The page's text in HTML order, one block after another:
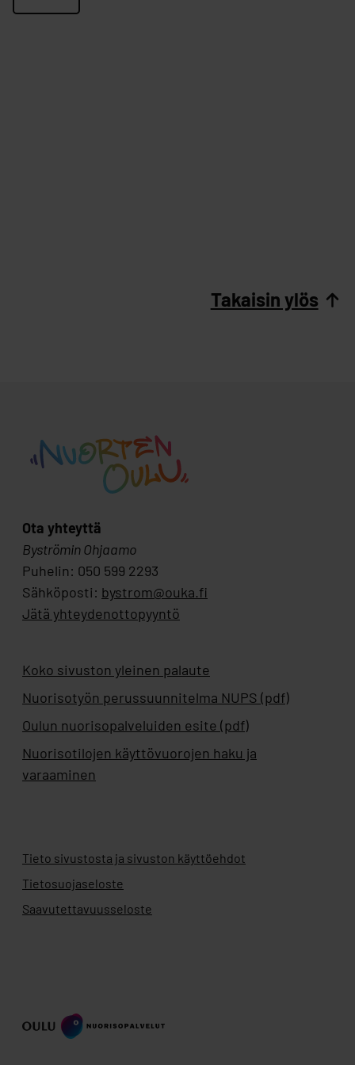
Takaisin ylös
Ota yhteyttä
Byströmin Ohjaamo
Puhelin: 050 599 2293
Sähköposti: bystrom@ouka.fi
Jätä yhteydenottopyyntö
Koko sivuston yleinen palaute
Nuorisotyön perussuunnitelma NUPS (pdf)
Oulun nuorisopalveluiden esite (pdf)
Nuorisotilojen käyttövuorojen haku ja
varaaminen
Tieto sivustosta ja sivuston käyttöehdot
Tietosuojaseloste
Saavutettavuusseloste